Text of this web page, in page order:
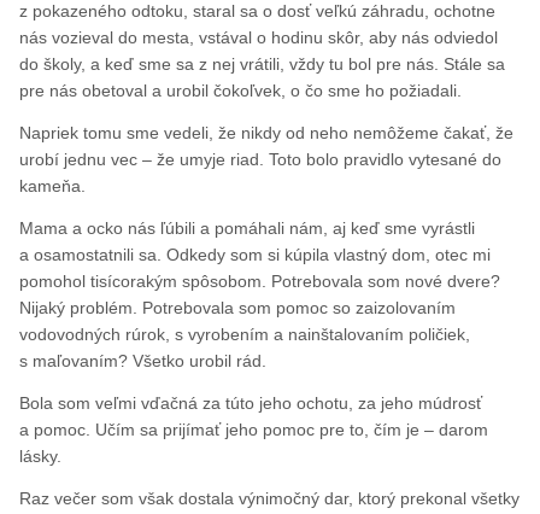
z pokazeného odtoku, staral sa o dosť veľkú záhradu, ochotne
nás vozieval do mesta, vstával o hodinu skôr, aby nás odviedol
do školy, a keď sme sa z nej vrátili, vždy tu bol pre nás. Stále sa
pre nás obetoval a urobil čokoľvek, o čo sme ho požiadali.
Napriek tomu sme vedeli, že nikdy od neho nemôžeme čakať, že
urobí jednu vec – že umyje riad. Toto bolo pravidlo vytesané do
kameňa.
Mama a ocko nás ľúbili a pomáhali nám, aj keď sme vyrástli
a osamostatnili sa. Odkedy som si kúpila vlastný dom, otec mi
pomohol tisícorakým spôsobom. Potrebovala som nové dvere?
Nijaký problém. Potrebovala som pomoc so zaizolovaním
vodovodných rúrok, s vyrobením a nainštalovaním poličiek,
s maľovaním? Všetko urobil rád.
Bola som veľmi vďačná za túto jeho ochotu, za jeho múdrosť
a pomoc. Učím sa prijímať jeho pomoc pre to, čím je – darom
lásky.
Raz večer som však dostala výnimočný dar, ktorý prekonal všetky